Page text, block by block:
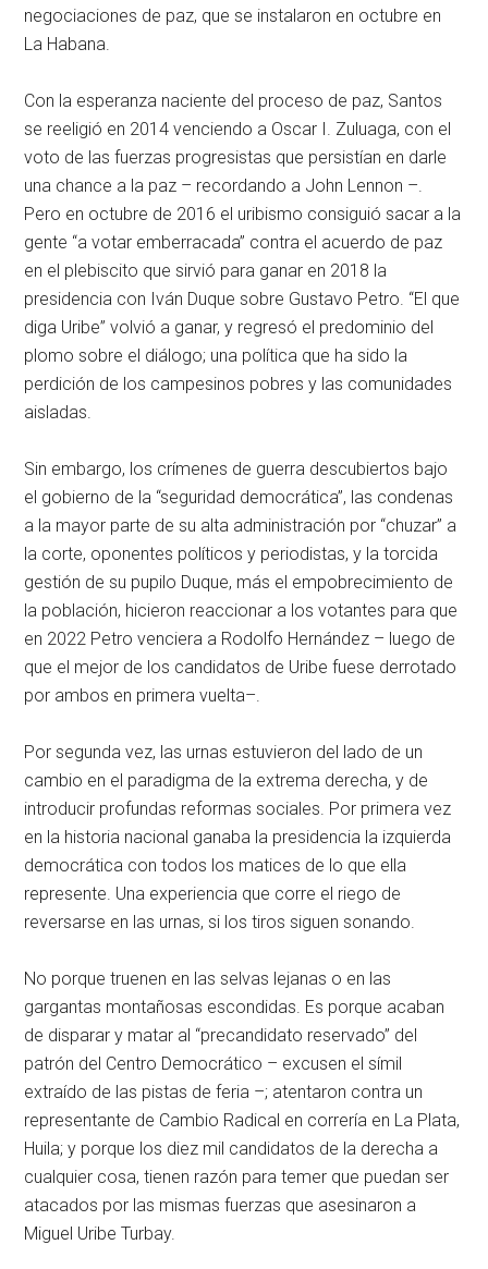
negociaciones de paz, que se instalaron en octubre en
La Habana.
Con la esperanza naciente del proceso de paz, Santos
se reeligió en 2014 venciendo a Oscar I. Zuluaga, con el
voto de las fuerzas progresistas que persistían en darle
una chance a la paz – recordando a John Lennon –.
Pero en octubre de 2016 el uribismo consiguió sacar a la
gente “a votar emberracada” contra el acuerdo de paz
en el plebiscito que sirvió para ganar en 2018 la
presidencia con Iván Duque sobre Gustavo Petro. “El que
diga Uribe” volvió a ganar, y regresó el predominio del
plomo sobre el diálogo; una política que ha sido la
perdición de los campesinos pobres y las comunidades
aisladas.
Sin embargo, los crímenes de guerra descubiertos bajo
el gobierno de la “seguridad democrática”, las condenas
a la mayor parte de su alta administración por “chuzar” a
la corte, oponentes políticos y periodistas, y la torcida
gestión de su pupilo Duque, más el empobrecimiento de
la población, hicieron reaccionar a los votantes para que
en 2022 Petro venciera a Rodolfo Hernández – luego de
que el mejor de los candidatos de Uribe fuese derrotado
por ambos en primera vuelta–.
Por segunda vez, las urnas estuvieron del lado de un
cambio en el paradigma de la extrema derecha, y de
introducir profundas reformas sociales. Por primera vez
en la historia nacional ganaba la presidencia la izquierda
democrática con todos los matices de lo que ella
represente. Una experiencia que corre el riego de
reversarse en las urnas, si los tiros siguen sonando.
No porque truenen en las selvas lejanas o en las
gargantas montañosas escondidas. Es porque acaban
de disparar y matar al “precandidato reservado” del
patrón del Centro Democrático – excusen el símil
extraído de las pistas de feria –; atentaron contra un
representante de Cambio Radical en correría en La Plata,
Huila; y porque los diez mil candidatos de la derecha a
cualquier cosa, tienen razón para temer que puedan ser
atacados por las mismas fuerzas que asesinaron a
Miguel Uribe Turbay.